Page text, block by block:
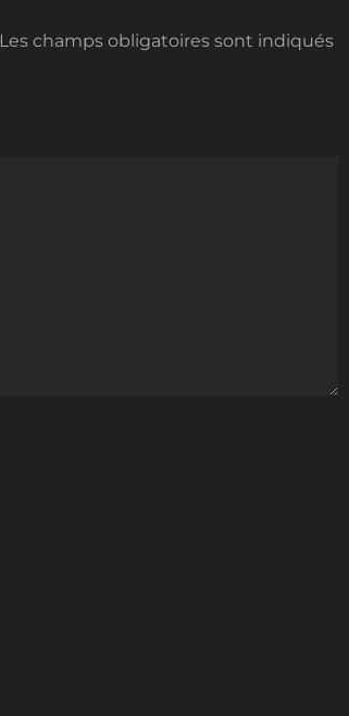
Les champs obligatoires sont indiqués